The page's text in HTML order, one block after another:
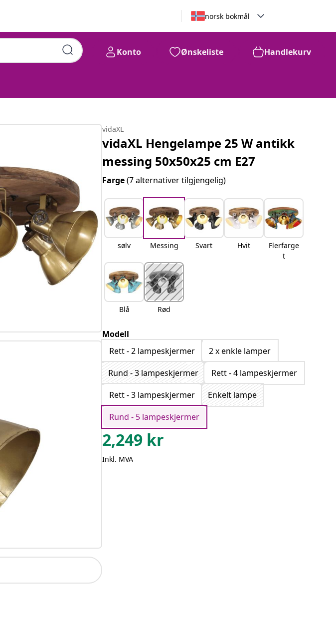
norsk bokmål
Konto Ønskeliste Handlekurv
vidaXL
vidaXL Hengelampe 25 W antikk
messing 50x50x25 cm E27
Farge(7 alternativer tilgjengelig)
sølv Messing Svart Hvit
Flerfarge
t
Blå Rød
Modell
Rett - 2 lampeskjermer
2 x enkle lamper
Rund - 3 lampeskjermer
Rett - 4 lampeskjermer
Rett - 3 lampeskjermer
Enkelt lampe
Rund - 5 lampeskjermer
2,249 kr
Inkl. MVA